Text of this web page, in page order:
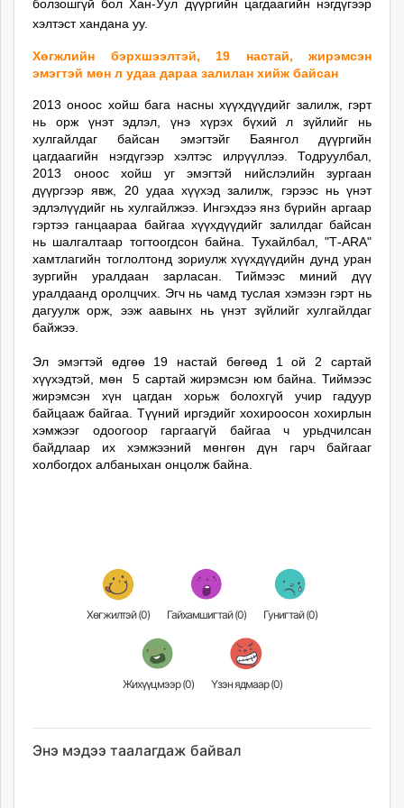
болзошгүй бол Хан-Уул дүүргийн цагдаагийн нэгдүгээр
хэлтэст хандана уу.
Хөгжлийн бэрхшээлтэй, 19 настай, жирэмсэн
эмэгтэй мөн л удаа дараа залилан хийж байсан
2013 оноос хойш бага насны хүүхдүүдийг залилж, гэрт
нь орж үнэт эдлэл, үнэ хүрэх бүхий л зүйлийг нь
хулгайлдаг байсан эмэгтэйг Баянгол дүүргийн
цагдаагийн нэгдүгээр хэлтэс илрүүллээ. Тодруулбал,
2013 оноос хойш уг эмэгтэй нийслэлийн зургаан
дүүргээр явж, 20 удаа хүүхэд залилж, гэрээс нь үнэт
эдлэлүүдийг нь хулгайлжээ. Ингэхдээ янз бүрийн аргаар
гэртээ ганцаараа байгаа хүүхдүүдийг залилдаг байсан
нь шалгалтаар тогтоогдсон байна. Тухайлбал, "Т-ARA"
хамтлагийн тоглолтонд зориулж хүүхдүүдийн дунд уран
зургийн уралдаан зарласан. Тиймээс миний дүү
уралдаанд оролцчих. Эгч нь чамд туслая хэмээн гэрт нь
дагуулж орж, ээж аавынх нь үнэт зүйлийг хулгайлдаг
байжээ.
Эл эмэгтэй өдгөө 19 настай бөгөөд 1 ой 2 сартай
хүүхэдтэй, мөн 5 сартай жирэмсэн юм байна. Тиймээс
жирэмсэн хүн цагдан хорьж болохгүй учир гадуур
байцааж байгаа. Түүний иргэдийг хохироосон хохирлын
хэмжээг одоогоор гаргаагүй байгаа ч урьдчилсан
байдлаар их хэмжээний мөнгөн дүн гарч байгааг
холбогдох албаныхан онцолж байна.
Хөгжилтэй (0) Гайхамшигтай (0) Гунигтай (0)
Жихүүцмээр (0) Үзэн ядмаар (0)
Энэ мэдээ таалагдаж байвал